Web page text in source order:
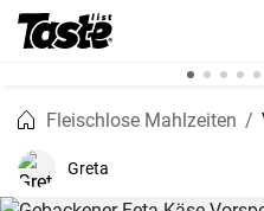
Fleischlose Mahlzeiten
Greta